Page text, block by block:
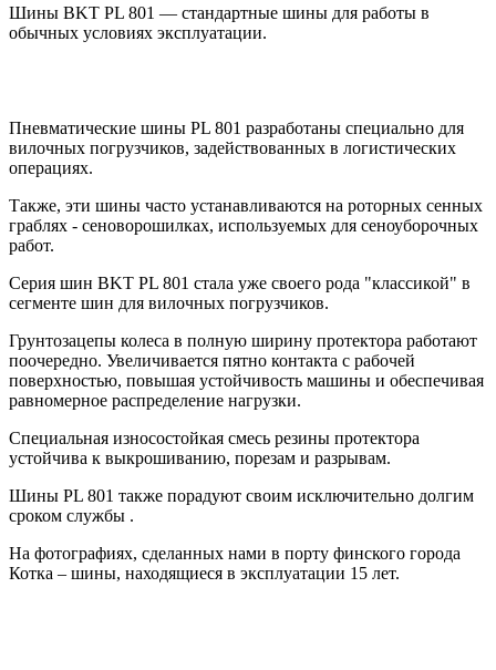
Шины BKT PL 801 — стандартные шины для работы в
обычных условиях эксплуатации.
Пневматические шины PL 801 разработаны специально для
вилочных погрузчиков, задействованных в логистических
операциях.
Также, эти шины часто устанавливаются на роторных сенных
граблях - сеноворошилках, используемых для сеноуборочных
работ.
Серия шин BKT PL 801 стала уже своего рода "классикой" в
сегменте шин для вилочных погрузчиков.
Грунтозацепы колеса в полную ширину протектора работают
поочередно. Увеличивается пятно контакта с рабочей
поверхностью, повышая устойчивость машины и обеспечивая
равномерное распределение нагрузки.
Специальная износостойкая смесь резины протектора
устойчива к выкрошиванию, порезам и разрывам.
Шины PL 801 также порадуют своим исключительно долгим
сроком службы .
На фотографиях, сделанных нами в порту финского города
Котка – шины, находящиеся в эксплуатации 15 лет.